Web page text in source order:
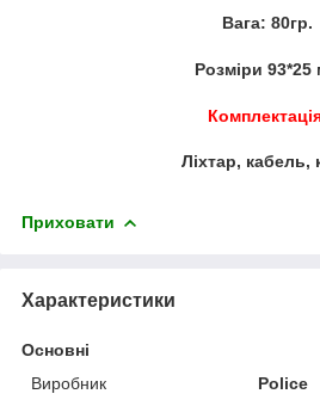
Вага: 80гр.
Розміри 93*25
Ліхтар, кабель,
Приховати
Характеристики
Основні
Виробник
Police